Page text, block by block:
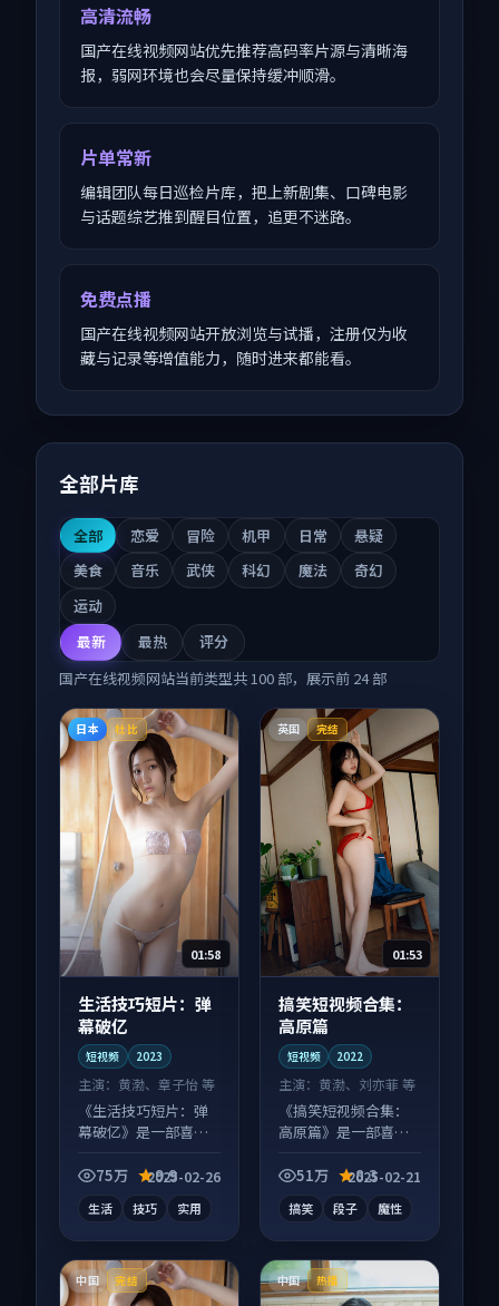
高清流畅
国产在线视频网站优先推荐高码率片源与清晰海
报，弱网环境也会尽量保持缓冲顺滑。
片单常新
编辑团队每日巡检片库，把上新剧集、口碑电影
与话题综艺推到醒目位置，追更不迷路。
免费点播
国产在线视频网站开放浏览与试播，注册仅为收
藏与记录等增值能力，随时进来都能看。
全部片库
全部 恋爱 冒险 机甲 日常
悬疑
美食
音乐 武侠 科幻 魔法
奇幻
运动
最新
最热
评分
国产在线视频网站当前类型共100 部，展示前 24部
日本 杜比
01:58
生活技巧短片：弹
幕破亿
短视频 2023
主演： 黄渤、章子怡 等
《生活技巧短片：弹
幕破亿》是一部喜剧
大屏端观看，细节更
75万 9.9
2025-02-26
生活 技巧 实用
英国 完结
01:53
搞笑短视频合集：
高原篇
短视频 2022
主演： 黄渤、刘亦菲 等
《搞笑短视频合集：
高原篇》是一部喜剧
元素齐全，观感爽快
51万 8.3
2025-02-21
搞笑 段子 魔性
中国 完结 中国 热播